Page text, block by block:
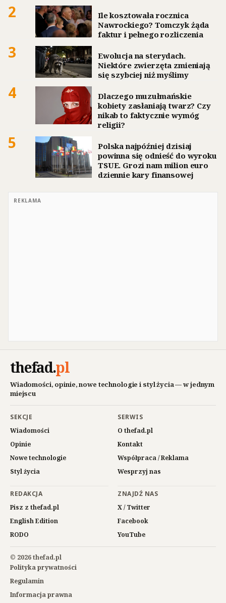
2
Ile kosztowała rocznica
Nawrockiego? Tomczyk żąda
faktur i pełnego rozliczenia
3
Ewolucja na sterydach.
Niektóre zwierzęta zmieniają
się szybciej niż myślimy
4
Dlaczego muzułmańskie
kobiety zasłaniają twarz? Czy
nikab to faktycznie wymóg
religii?
5
Polska najpóźniej dzisiaj
powinna się odnieść do wyroku
TSUE. Grozi nam milion euro
dziennie kary finansowej
REKLAMA
thefad.pl
Wiadomości, opinie, nowe technologie i styl życia — w jednym
miejscu
SEKCJE
Wiadomości
Opinie
Nowe technologie
Styl życia
SERWIS
O thefad.pl
Kontakt
Współpraca / Reklama
Wesprzyj nas
REDAKCJA
Pisz z thefad.pl
English Edition
RODO
ZNAJDŹ NAS
X / Twitter
Facebook
YouTube
© 2026 thefad.pl
Polityka prywatności
Regulamin
Informacja prawna